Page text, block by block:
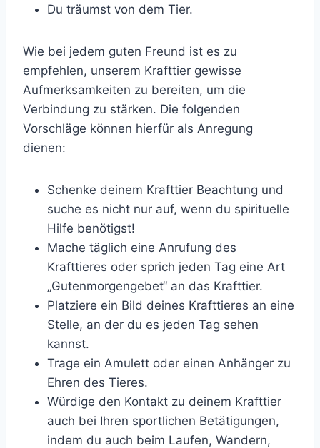
Du träumst von dem Tier.
Wie bei jedem guten Freund ist es zu
empfehlen, unserem Krafttier gewisse
Aufmerksamkeiten zu bereiten, um die
Verbindung zu stärken. Die folgenden
Vorschläge können hierfür als Anregung
dienen:
Schenke deinem Krafttier Beachtung und
suche es nicht nur auf, wenn du spirituelle
Hilfe benötigst!
Mache täglich eine Anrufung des
Krafttieres oder sprich jeden Tag eine Art
„Gutenmorgengebet“ an das Krafttier.
Platziere ein Bild deines Krafttieres an eine
Stelle, an der du es jeden Tag sehen
kannst.
Trage ein Amulett oder einen Anhänger zu
Ehren des Tieres.
Würdige den Kontakt zu deinem Krafttier
auch bei Ihren sportlichen Betätigungen,
indem du auch beim Laufen, Wandern,